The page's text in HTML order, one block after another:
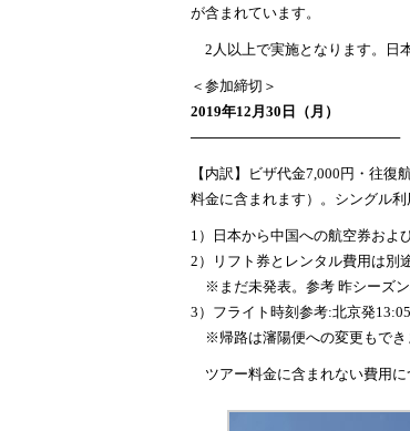
が含まれています。
2人以上で実施となります。日
＜参加締切＞
2019年12月30日（月）
─────────────────────
【内訳】ビザ代金7,000円・往
料金に含まれます）。シングル利
1）日本から中国への航空券およ
2）リフト券とレンタル費用は別
※まだ未発表。参考 昨シーズ
3）フライト時刻参考:北京発
※帰路は瀋陽便への変更もでき
ツアー料金に含まれない費用に